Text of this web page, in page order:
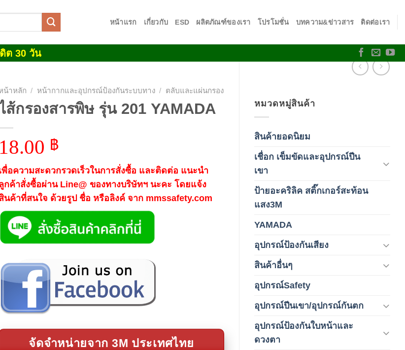
หน้าแรก เกี่ยวกับ ESD ผลิตภัณฑ์ของเรา โปรโมชั่น บทความ&ข่าวสาร ติดต่อเรา
ต 30 วัน
หมวดหมู่สินค้า
สินค้ายอดนิยม
เชื่อก เข็มขัดและอุปกรณ์ปีน
เขา
ป้ายอะคริลิค สติ๊กเกอร์สะท้อน
แสง3M
YAMADA
อุปกรณ์ป้องกันเสียง
สินค้าอื่นๆ
อุปกรณ์Safety
อุปกรณ์ปีนเขา/อุปกรณ์กันตก
อุปกรณ์ป้องกันใบหน้าและ
ดวงตา
น้าหลัก / หน้ากากและอุปกรณ์ป้องกันระบบทาง / ตลับและแผ่นกรอง
ส้กรองสารพิษ รุ่น 201 YAMADA
18.00 ฿
พื่อความสะดวกรวดเร็วในการสั่งซื้อ และติดต่อ แนะนำ
กค้าสั่งซื้อผ่าน Line@ ของทางบริษัทฯ นะคะ โดยแจ้ง
นค้าที่สนใจ ด้วยรูป ชื่อ หรือลิงค์ จาก mmssafety.com
จัดจำหน่ายจาก 3M ประเทศไทย